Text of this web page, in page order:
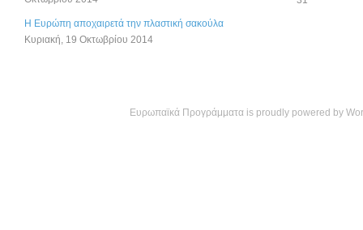
Η Ευρώπη αποχαιρετά την πλαστική σακούλα
Κυριακή, 19 Οκτωβρίου 2014
Ευρωπαϊκά Προγράμματα is proudly powered by